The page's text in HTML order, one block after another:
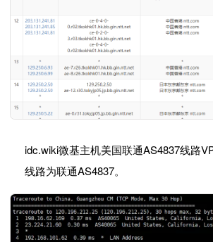
idc.wiki微基主机美国联通AS4837线路
线路为联通AS4837。